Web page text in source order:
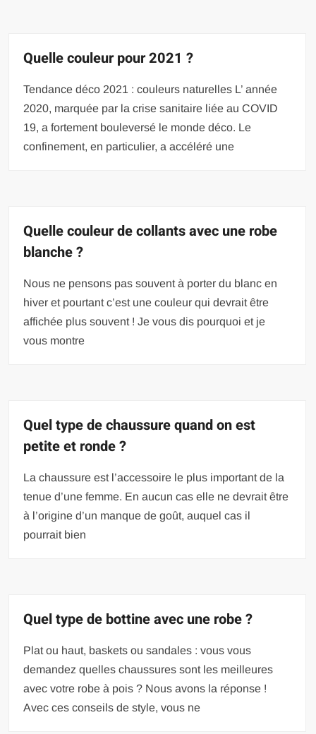
Quelle couleur pour 2021 ?
Tendance déco 2021 : couleurs naturelles L’ année
2020, marquée par la crise sanitaire liée au COVID
19, a fortement bouleversé le monde déco. Le
confinement, en particulier, a accéléré une
Quelle couleur de collants avec une robe
blanche ?
Nous ne pensons pas souvent à porter du blanc en
hiver et pourtant c’est une couleur qui devrait être
affichée plus souvent ! Je vous dis pourquoi et je
vous montre
Quel type de chaussure quand on est
petite et ronde ?
La chaussure est l’accessoire le plus important de la
tenue d’une femme. En aucun cas elle ne devrait être
à l’origine d’un manque de goût, auquel cas il
pourrait bien
Quel type de bottine avec une robe ?
Plat ou haut, baskets ou sandales : vous vous
demandez quelles chaussures sont les meilleures
avec votre robe à pois ? Nous avons la réponse !
Avec ces conseils de style, vous ne